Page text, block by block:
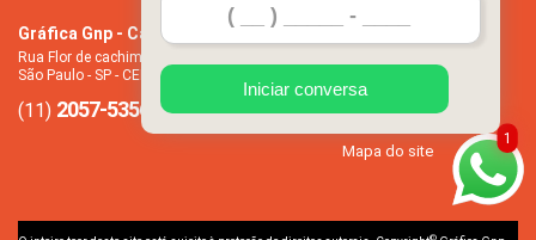
Gráfica Gnp - Cartão de visita
Rua Flor de cachimbo, 274 - Jardim Santana
São Paulo - SP - CEP: 08050-040
(11) 2057-5356 (11)94612-2445
Missão
Mapa do site
1
Iniciar conversa